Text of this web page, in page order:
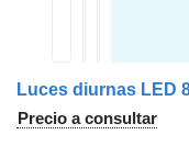
Precio a consultar